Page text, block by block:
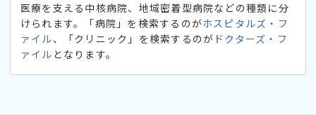
医療を支える中核病院、地域密着型病院などの種類に分
けられます。「病院」を検索するのがホスピタルズ・フ
ァイル、「クリニック」を検索するのが ドクターズ・フ
ァイル となります。